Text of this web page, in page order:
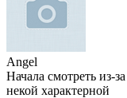
Angel
Начала смотреть из-
некой характерной